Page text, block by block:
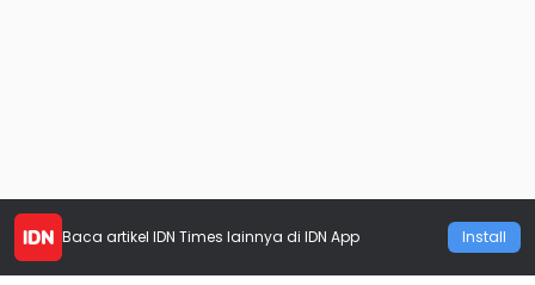
Baca artikel IDN Times lainnya di IDN App Install